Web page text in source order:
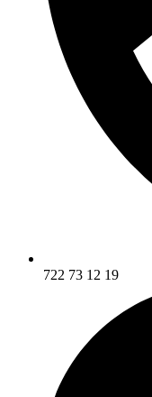
722 73 12 19